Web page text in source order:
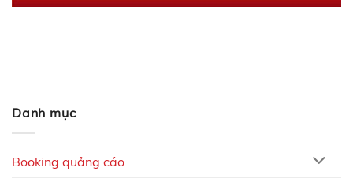
Danh mục
Booking quảng cáo